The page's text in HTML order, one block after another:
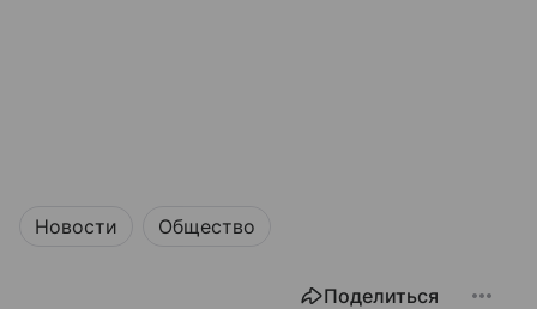
Новости Общество
Поделиться